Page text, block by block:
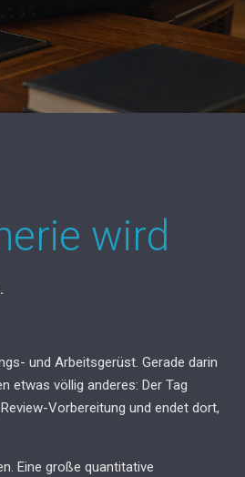
wird
und Arbeitsgerüst. Gerade darin
etwas völlig anderes: Der Tag
Vorbereitung und endet dort,
Eine große quantitative